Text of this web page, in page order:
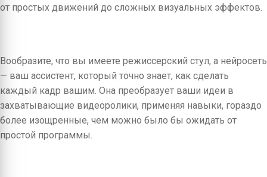
от простых движений до сложных визуальных эффектов.
Вообразите, что вы имеете режиссерский стул, а нейросеть
— ваш ассистент, который точно знает, как сделать
каждый кадр вашим. Она преобразует ваши идеи в
захватывающие видеоролики, применяя навыки, гораздо
более изощренные, чем можно было бы ожидать от
простой программы.